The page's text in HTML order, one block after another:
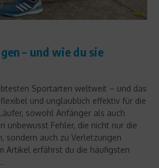
– und wie du sie
Sportarten weltweit – und das
und unglaublich effektiv für die
sowohl Anfänger als auch
unbewusst Fehler, die nicht nur die
sondern auch zu Verletzungen
Artikel erfährst du die häufigsten